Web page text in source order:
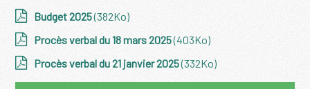
Budget 2025(382Ko)
Procès verbal du 18 mars 2025(403Ko)
Procès verbal du 21 janvier 2025(332Ko)